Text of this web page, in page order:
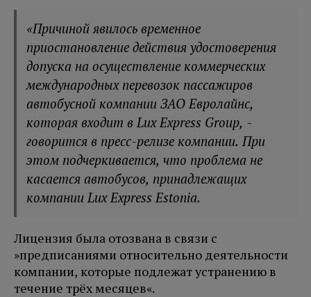
«Причиной явилось временное
приостановление действия удостоверения
допуска на осуществление коммерческих
международных перевозок пассажиров
автобусной компании ЗАО Евролайнс,
которая входит в Lux Express Group, -
говорится в пресс-релизе компании. При
этом подчеркивается, что проблема не
касается автобусов, принадлежащих
компании Lux Express Estonia.
Лицензия была отозвана в связи с
»предписаниями относительно деятельности
компании, которые подлежат устранению в
течение трёх месяцев«.